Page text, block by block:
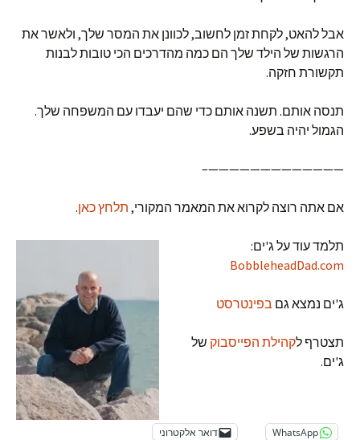
אבל להאט, לקחת זמן לחשוב, לכוונן את המסר שלך, ולאשר את
הרגשות של הילד שלך הם כמה מהדרכים הכי טובות לבנות
תקשורת חזקה.
תנסה אותם. תשנה אותם כדי שהם יעבדו עם המשפחה שלך.
הגמול יהיה בשפע.
—————————————–
אם אתה רוצה לקרוא את המאמר המקורי, תלחץ כאן.
תלמד עוד על ג'ים:
BobbleheadDad.com
ג'ים נמצא גם בפינטרסט
תצטרף לקהילת הפייסבוק של
ג'ים.
WhatsApp דואר אלקטרוני